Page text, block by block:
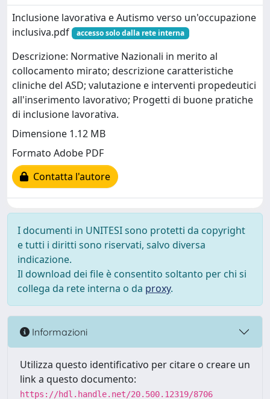
Inclusione lavorativa e Autismo verso un'occupazione
inclusiva.pdf
accesso solo dalla rete interna
Descrizione: Normative Nazionali in merito al
collocamento mirato; descrizione caratteristiche
cliniche del ASD; valutazione e interventi propedeutici
all'inserimento lavorativo; Progetti di buone pratiche
di inclusione lavorativa.
Dimensione 1.12 MB
Formato Adobe PDF
Contatta l'autore
I documenti in UNITESI sono protetti da copyright
e tutti i diritti sono riservati, salvo diversa
indicazione.
Il download dei file è consentito soltanto per chi si
collega da rete interna o da proxy.
Informazioni
Utilizza questo identificativo per citare o creare un
link a questo documento:
https://hdl.handle.net/20.500.12319/8706